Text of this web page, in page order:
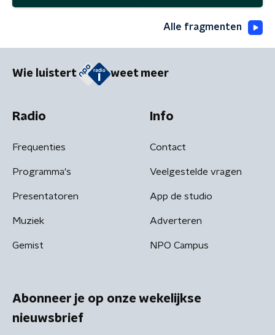
Alle fragmenten
Wie luistert weet meer
Radio
Frequenties
Programma's
Presentatoren
Muziek
Gemist
Info
Contact
Veelgestelde vragen
App de studio
Adverteren
NPO Campus
Abonneer je op onze wekelijkse
nieuwsbrief